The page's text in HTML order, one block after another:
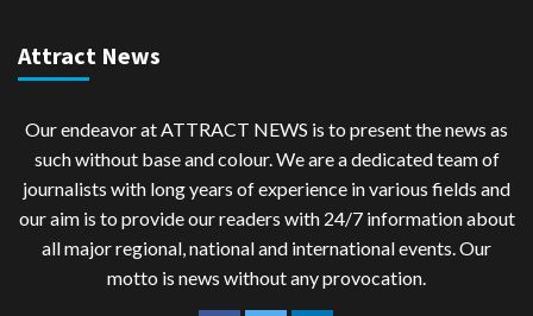
Attract News
Our endeavor at ATTRACT NEWS is to present the news as
such without base and colour. We are a dedicated team of
journalists with long years of experience in various fields and
our aim is to provide our readers with 24/7 information about
all major regional, national and international events. Our
motto is news without any provocation.